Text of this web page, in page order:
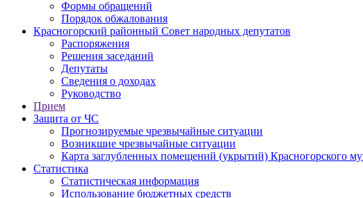
Формы обращений
Порядок обжалования
Красногорский районный Совет народных депутатов
Распоряжения
Решения заседаний
Депутаты
Сведения о доходах
Руководство
Прием
Защита от ЧС
Прогнозируемые чрезвычайные ситуации
Возникшие чрезвычайные ситуации
Карта заглубленных помещений (укрытий) Красногорского
Статистика
Статистическая информация
Использование бюджетных средств